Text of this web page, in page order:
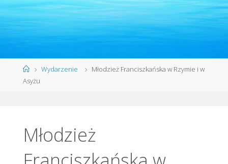
Strona
główna
Wydarzenie
Młodzież Franciszkańska w Rzymie i w
Asyżu
Młodzież